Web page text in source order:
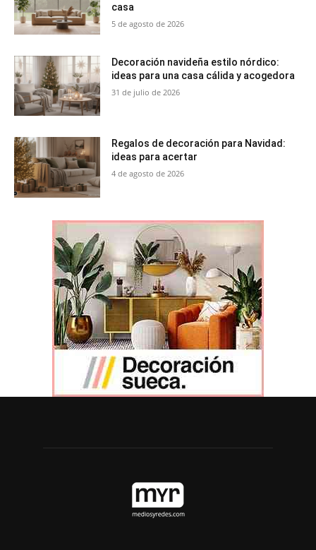
casa
5 de agosto de 2026
Decoración navideña estilo nórdico:
ideas para una casa cálida y acogedora
31 de julio de 2026
Regalos de decoración para Navidad:
ideas para acertar
4 de agosto de 2026